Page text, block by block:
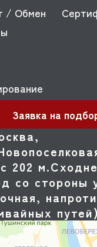
202
со стороны
путей)
/ Обмен
Заявка на